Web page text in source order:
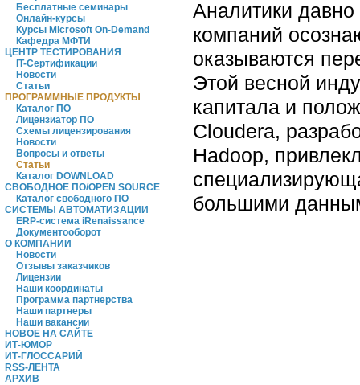
Бесплатные семинары
Онлайн-курсы
Курсы Microsoft On-Demand
Кафедра МФТИ
ЦЕНТР ТЕСТИРОВАНИЯ
IT-Сертификации
Новости
Статьи
ПРОГРАММНЫЕ ПРОДУКТЫ
Каталог ПО
Лицензиатор ПО
Схемы лицензирования
Новости
Вопросы и ответы
Статьи
Каталог DOWNLOAD
СВОБОДНОЕ ПО/OPEN SOURCE
Каталог свободного ПО
СИСТЕМЫ АВТОМАТИЗАЦИИ
ERP-система iRenaissance
Документооборот
О КОМПАНИИ
Новости
Отзывы заказчиков
Лицензии
Наши координаты
Программа партнерства
Наши партнеры
Наши вакансии
НОВОЕ НА САЙТЕ
ИТ-ЮМОР
ИТ-ГЛОССАРИЙ
RSS-ЛЕНТА
АРХИВ
Аналитики
компаний
оказываются
Этой весной
капитала и
Cloudera,
Hadoop,
большими